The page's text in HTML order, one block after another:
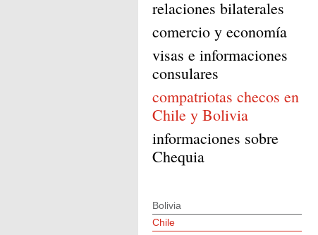
relaciones bilaterales
comercio y economía
visas e informaciones
consulares
compatriotas checos en
Chile y Bolivia
informaciones sobre
Chequia
Bolivia
Chile